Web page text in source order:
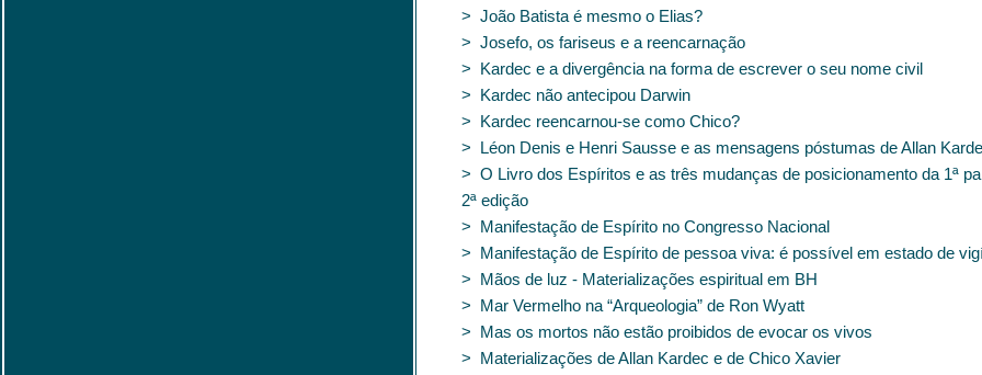
> João Batista é mesmo o Elias?
> Josefo, os fariseus e a reencarnação
> Kardec e a divergência na forma de escrever o seu nome civil
> Kardec não antecipou Darwin
> Kardec reencarnou-se como Chico?
> Léon Denis e Henri Sausse e as mensagens póstumas de Allan
> O Livro dos Espíritos e as três mudanças de posicionamento da 1ª
2ª edição
> Manifestação de Espírito no Congresso Nacional
> Manifestação de Espírito de pessoa viva: é possível em estado de
> Mãos de luz - Materializações espiritual em BH
> Mar Vermelho na “Arqueologia” de Ron Wyatt
> Mas os mortos não estão proibidos de evocar os vivos
> Materializações de Allan Kardec e de Chico Xavier